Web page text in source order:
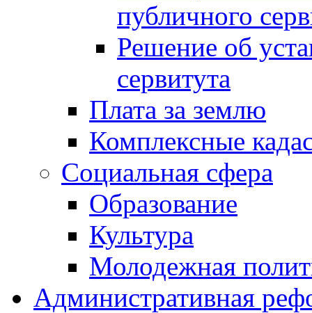
публичного
Решение об
сервитута
Плата за землю
Комплексные
Социальная сфера
Образование
Культура
Молодежная
Административная